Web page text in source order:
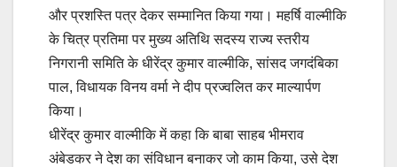
और प्रशस्ति पत्र देकर सम्मानित किया गया। महर्षि वाल्मीकि
के चित्र प्रतिमा पर मुख्य अतिथि सदस्य राज्य स्तरीय
निगरानी समिति के धीरेंद्र कुमार वाल्मीकि, सांसद जगदंबिका
पाल, विधायक विनय वर्मा ने दीप प्रज्वलित कर माल्यार्पण
किया।
धीरेंद्र कुमार वाल्मीकि में कहा कि बाबा साहब भीमराव
अंबेडकर ने देश का संविधान बनाकर जो काम किया, उसे देश